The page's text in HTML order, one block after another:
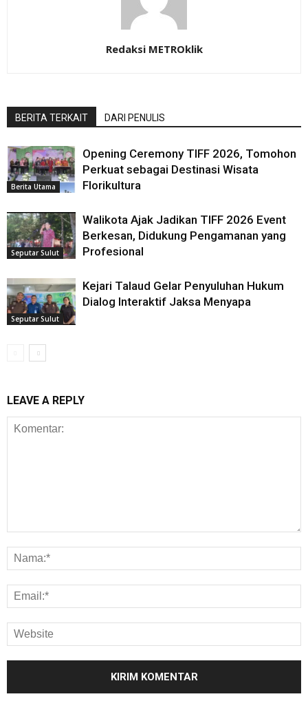
Redaksi METROklik
BERITA TERKAIT DARI PENULIS
Berita Utama
Opening Ceremony TIFF 2026, Tomohon
Perkuat sebagai Destinasi Wisata
Florikultura
Seputar Sulut
Walikota Ajak Jadikan TIFF 2026 Event
Berkesan, Didukung Pengamanan yang
Profesional
Seputar Sulut
Kejari Talaud Gelar Penyuluhan Hukum
Dialog Interaktif Jaksa Menyapa
LEAVE A REPLY